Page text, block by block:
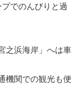
でのんびりと過
之浜海岸」へは車
機関での観光も便